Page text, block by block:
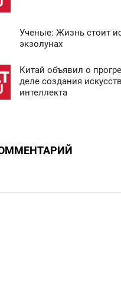
Ученые: Жизнь стоит
экзолунах
Китай объявил о
деле создания
интеллекта